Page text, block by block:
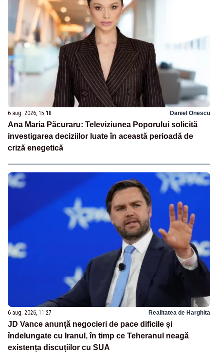
6 aug. 2026, 15:18 Daniel Onescu
Ana Maria Păcuraru: Televiziunea Poporului solicită
investigarea deciziilor luate în această perioadă de
criză enegetică
6 aug. 2026, 11:27 Realitatea de Harghita
JD Vance anunță negocieri de pace dificile și
îndelungate cu Iranul, în timp ce Teheranul neagă
existența discuțiilor cu SUA